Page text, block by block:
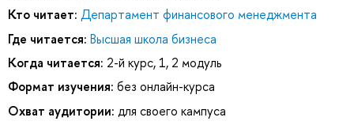
Кто читает: Департамент финансового менеджмента
Где читается: Высшая школа бизнеса
Когда читается: 2-й курс, 1, 2 модуль
Формат изучения: без онлайн-курса
Охват аудитории: для своего кампуса